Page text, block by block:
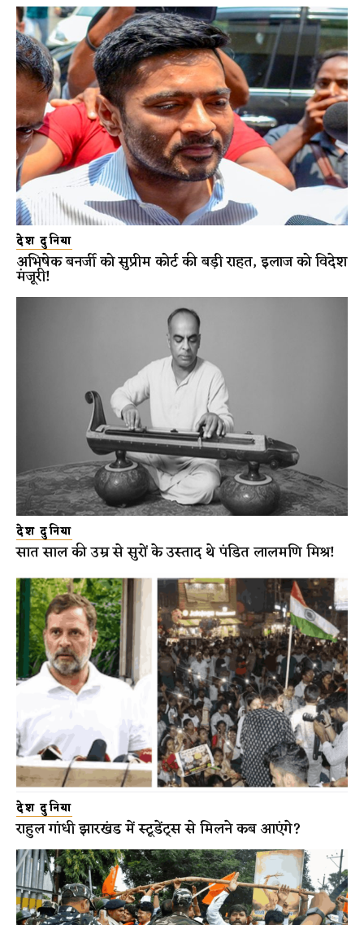
देश दुनिया
अभिषेक बनर्जी को सुप्रीम कोर्ट की बड़ी राहत, इलाज को विदेश
मंजूरी!
देश दुनिया
सात साल की उम्र से सुरों के उस्ताद थे पंडित लालमणि मिश्र!
देश दुनिया
राहुल गांधी झारखंड में स्टूडेंट्स से मिलने कब आएंगे?